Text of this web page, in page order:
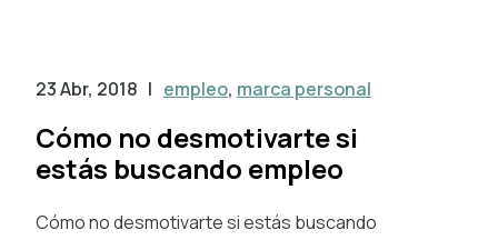
23 Abr, 2018 | empleo, marca personal
Cómo no desmotivarte si
estás buscando empleo
Cómo no desmotivarte si estás buscando